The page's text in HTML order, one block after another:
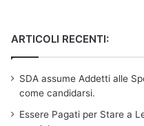
ARTICOLI RECENTI:
SDA assume Addetti alle
come candidarsi.
Essere Pagati per Stare a